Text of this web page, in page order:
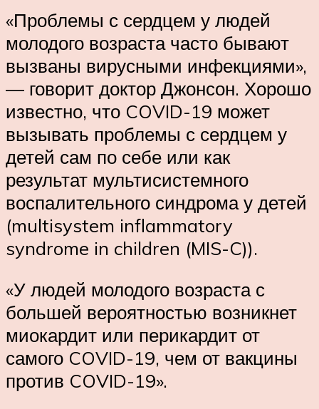
«Проблемы с сердцем у людей
молодого возраста часто бывают
вызваны вирусными инфекциями»‎,
— говорит доктор Джонсон. Хорошо
известно, что COVID-19 может
вызывать проблемы с сердцем у
детей сам по себе или как
результат мультисистемного
воспалительного синдрома у детей
(multisystem inflammatory
syndrome in children (MIS-C)).
«У людей молодого возраста с
большей вероятностью возникнет
миокардит или перикардит от
самого COVID-19, чем от вакцины
против COVID-19»‎.